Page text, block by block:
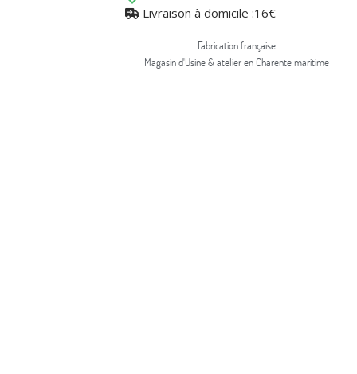
Livraison à domicile :16€
Fabrication française
Magasin d'Usine & atelier en Charente maritime